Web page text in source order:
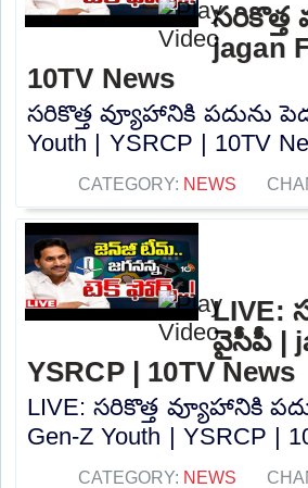
సరికొత్త
jagan
10TV News
సరికొత్త వ్యూహానికి పదును
Youth | YSRCP | 10TV
CATEGORY: NEWS
LIVE:
వైసీపీ |
YSRCP | 10TV News
LIVE: సరికొత్త వ్యూహానికి
Gen-Z Youth | YSRCP |
CATEGORY: NEWS